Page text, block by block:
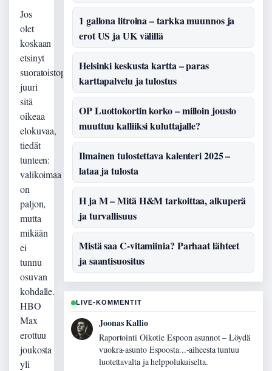
Jos
olet
koskaan
etsinyt
suoratoistopalvelusta
juuri
sitä
oikeaa
elokuvaa,
tiedät
tunteen:
valikoimaa
on
paljon,
mutta
mikään
ei
tunnu
osuvan
kohdalle.
HBO
Max
erottuu
joukosta
yli
1 gallona litroina – tarkka muunnos ja
erot US ja UK välillä
Helsinki keskusta kartta – paras
karttapalvelu ja tulostus
OP Luottokortin korko – milloin jousto
muuttuu kalliiksi kuluttajalle?
Ilmainen tulostettava kalenteri 2025 –
lataa ja tulosta
H ja M – Mitä H&M tarkoittaa, alkuperä
ja turvallisuus
Mistä saa C-vitamiinia? Parhaat lähteet
ja saantisuositus
LIVE-KOMMENTIT
Joonas Kallio
Raportointi Oikotie Espoon asunnot – Löydä
vuokra-asunto Espoosta...-aiheesta tuntuu
luotettavalta ja helppolukuiselta.